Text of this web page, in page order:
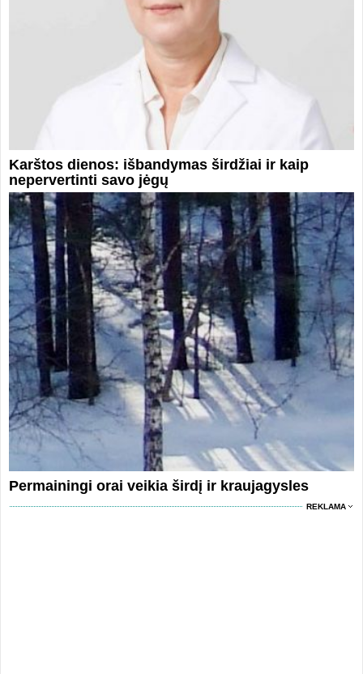
Karštos dienos: išbandymas širdžiai ir kaip
nepervertinti savo jėgų
Permainingi orai veikia širdį ir kraujagysles
REKLAMA